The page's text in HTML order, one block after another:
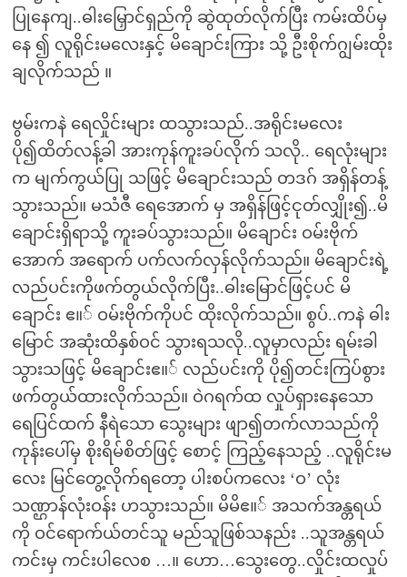
ပြုနေကျ..ဓါးမြှောင်ရှည်ကို ဆွဲထုတ်လိုက်ပြီး ကမ်းထိပ်မှ
နေ ၍ လူရိုင်းမလေးနှင့် မိချောင်းကြား သို့ ဦးစိုက်ဂျွမ်းထိုး
ချလိုက်သည် ။
ဗွမ်းကနဲ ရေလှိုင်းများ ထသွားသည်..အရိုင်းမလေး
ပို၍ထိတ်လန့်ခါ အားကုန်ကူးခပ်လိုက် သလို.. ရေလုံးများ
က မျက်ကွယ်ပြု သဖြင့် မိချောင်းသည် တဒဂ် အရှိန်တန့်
သွားသည်။ မသံဇီ ရေအောက် မှ အရှိန်ဖြင့်ငုတ်လျှိုး၍..မိ
ချောင်းရှိရာသို့ ကူးခပ်သွားသည်။ မိချောင်း ဝမ်းဗိုက်
အောက် အရောက် ပက်လက်လှန်လိုက်သည်။ မိချောင်းရဲ့
လည်ပင်းကိုဖက်တွယ်လိုက်ပြီး..ဓါးမြောင်ဖြင့်ပင် မိ
ချောင်း ဧ။် ဝမ်းဗိုက်ကိုပင် ထိုးလိုက်သည်။ စွပ်..ကနဲ ဓါး
မြောင် အဆုံးထိနှစ်ဝင် သွားရသလို..လူမှာလည်း ရမ်းခါ
သွားသဖြင့် မိချောင်းဧ။် လည်ပင်းကို ပို၍တင်းကြပ်စွား
ဖက်တွယ်ထားလိုက်သည်။ ဝဲဂရက်ထ လှုပ်ရှားနေသော
ရေပြင်ထက် နီရဲသော သွေးများ ဖျာ၍တက်လာသည်ကို
ကုန်းပေါ်မှ စိုးရိမ်စိတ်ဖြင့် စောင့် ကြည့်နေသည့် ..လူရိုင်းမ
လေး မြင်တွေ့လိုက်ရတော့ ပါးစပ်ကလေး ‘ဝ’ လုံး
သဏ္ဌာန်လုံးဝန်း ဟသွားသည်။ မိမိဧ။် အသက်အန္တရယ်
ကို ဝင်ရောက်ယ်တင်သူ မည်သူဖြစ်သနည်း ..သူအန္တရယ်
ကင်းမှ ကင်းပါလေစ …။ ဟော…သွေးတွေ..လှိုင်းထလှုပ်